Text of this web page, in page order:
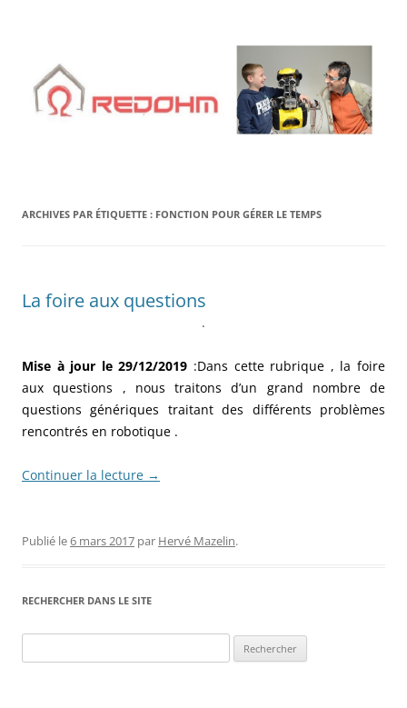
ARCHIVES PAR ÉTIQUETTE : FONCTION POUR GÉRER LE TEMPS
La foire aux questions
.
Mise à jour le 29/12/2019 :Dans cette rubrique , la foire
aux questions , nous traitons d’un grand nombre de
questions génériques traitant des différents problèmes
rencontrés en robotique .
Continuer la lecture →
Publié le6 mars 2017 par Hervé Mazelin.
RECHERCHER DANS LE SITE